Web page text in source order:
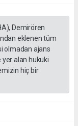
Demirören
eklenen tüm
olmadan ajans
yer alan hukuki
hiç bir